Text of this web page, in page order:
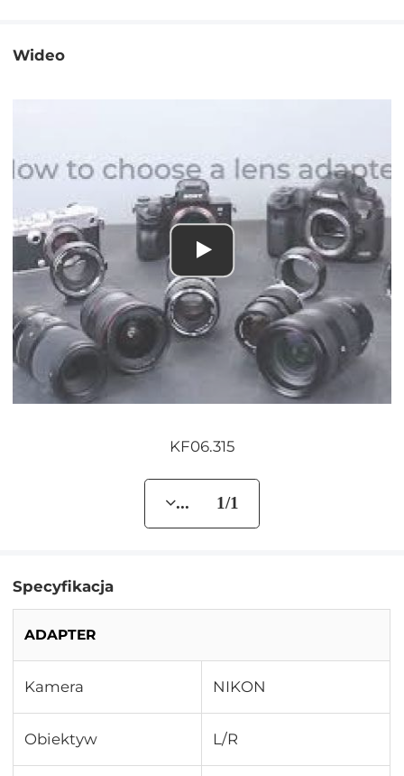
Wideo
KF06.315
... 1/1
Specyfikacja
ADAPTER
Kamera NIKON
Obiektyw L/R